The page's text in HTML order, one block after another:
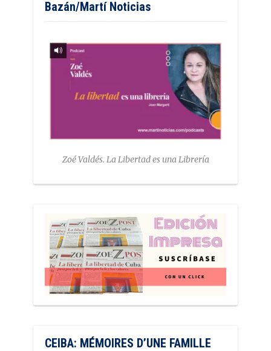
Bazán/Martí Noticias
Zoé Valdés. La Libertad es una Librería
CEIBA: MÉMOIRES D’UNE FAMILLE